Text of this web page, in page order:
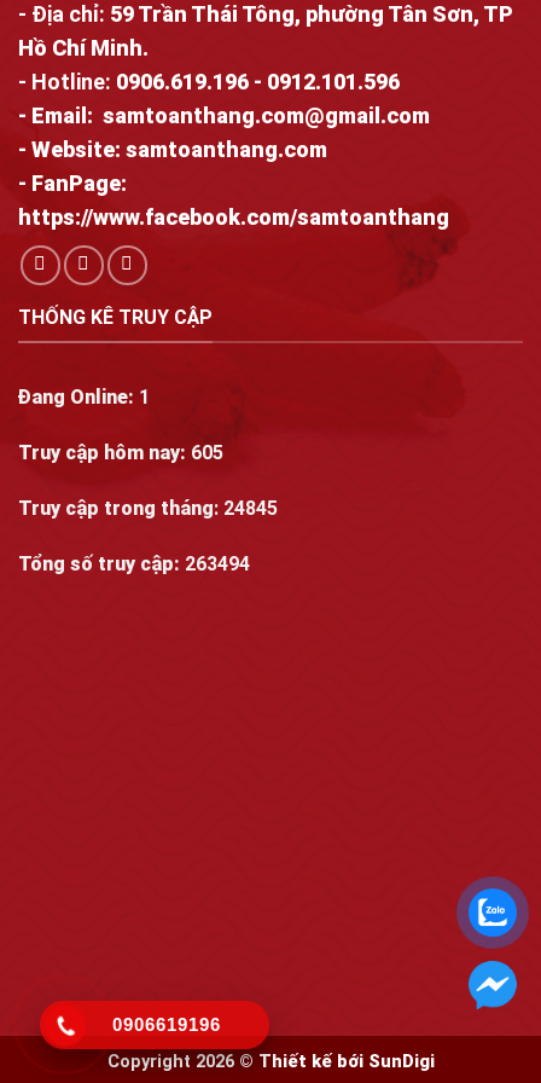
- Địa chỉ: 59 Trần Thái Tông, phường Tân Sơn, TP
Hồ Chí Minh.
- Hotline: 0906.619.196 - 0912.101.596
- Email: samtoanthang.com@gmail.com
- Website: samtoanthang.com
- FanPage:
https://www.facebook.com/samtoanthang
THỐNG KÊ TRUY CẬP
Đang Online: 1
Truy cập hôm nay: 605
Truy cập trong tháng: 24845
Tổng số truy cập: 263494
Copyright 2026 © Thiết kế bới SunDigi
0906619196